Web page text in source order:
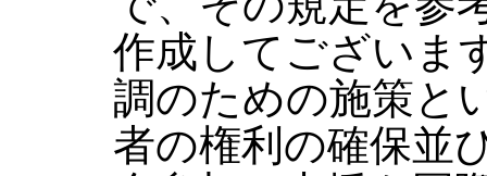
作成してございま
調のための施策と
者の権利の確保並